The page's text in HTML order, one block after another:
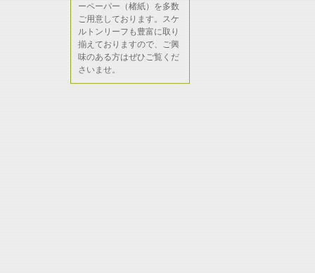
ーペーパー（楮紙）を多数
ご用意しております。スケ
ルトンリーフも豊富に取り
揃えておりますので、ご興
味のある方はぜひご覧くだ
さいませ。